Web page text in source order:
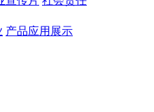
产品应用展示